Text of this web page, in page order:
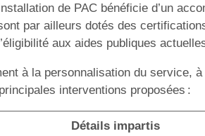
de PAC bénéficie d’un
par ailleurs dotés des
aux aides publiques
à la personnalisation du
interventions proposées :
Détails impartis